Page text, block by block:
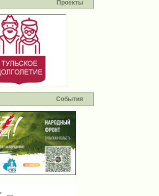
Проекты
События